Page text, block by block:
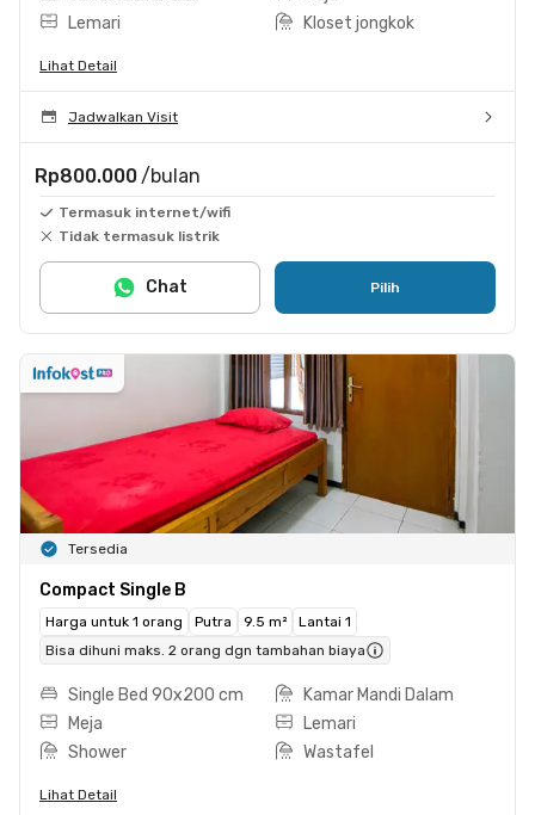
Lemari
Kloset jongkok
Lihat Detail
Jadwalkan Visit
Rp800.000 /bulan
Termasuk internet/wifi
Tidak termasuk listrik
Pilih
Chat
Tersedia
Compact Single B
Harga untuk 1 orang Putra 9.5 m²
Lantai 1
Bisa dihuni maks. 2 orang dgn tambahan biaya
Single Bed 90x200 cm
Kamar Mandi Dalam
Meja
Lemari
Shower
Wastafel
Lihat Detail